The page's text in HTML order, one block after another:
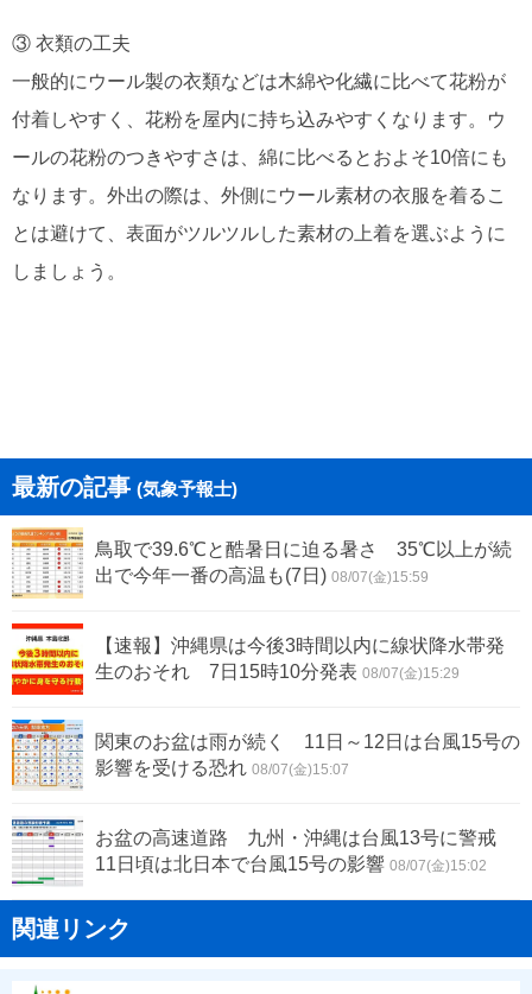
③ 衣類の工夫
一般的にウール製の衣類などは木綿や化繊に比べて花粉が
付着しやすく、花粉を屋内に持ち込みやすくなります。ウ
ールの花粉のつきやすさは、綿に比べるとおよそ10倍にも
なります。外出の際は、外側にウール素材の衣服を着るこ
とは避けて、表面がツルツルした素材の上着を選ぶように
しましょう。
最新の記事 (気象予報士)
鳥取で39.6℃と酷暑日に迫る暑さ 35℃以上が続
出で今年一番の高温も(7日) 08/07(金)15:59
【速報】沖縄県は今後3時間以内に線状降水帯発
生のおそれ 7日15時10分発表 08/07(金)15:29
関東のお盆は雨が続く 11日～12日は台風15号の
影響を受ける恐れ 08/07(金)15:07
お盆の高速道路 九州・沖縄は台風13号に警戒
11日頃は北日本で台風15号の影響 08/07(金)15:02
関連リンク